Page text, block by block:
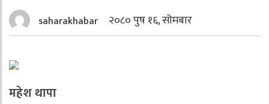
saharakhabar २०८० पुष १६, सोमबार
महेश थापा